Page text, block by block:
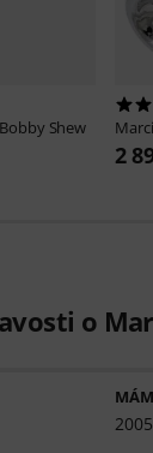
Shew
2
o
2005